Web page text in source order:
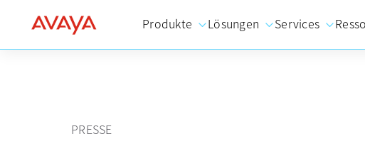
Produkte Lösungen Services
PRESSE